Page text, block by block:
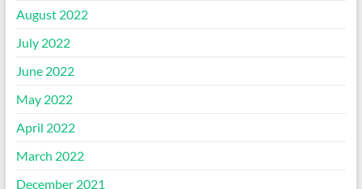
August 2022
July 2022
June 2022
May 2022
April 2022
March 2022
December 2021